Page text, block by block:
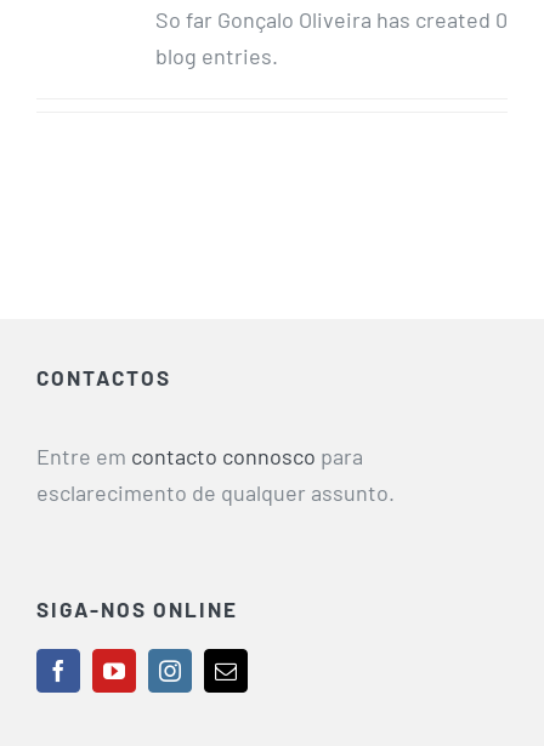
So far Gonçalo Oliveira has created 0
blog entries.
CONTACTOS
Entre em contacto connosco para
esclarecimento de qualquer assunto.
SIGA-NOS ONLINE